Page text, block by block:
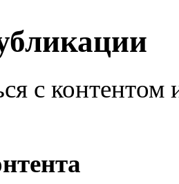
с контентом